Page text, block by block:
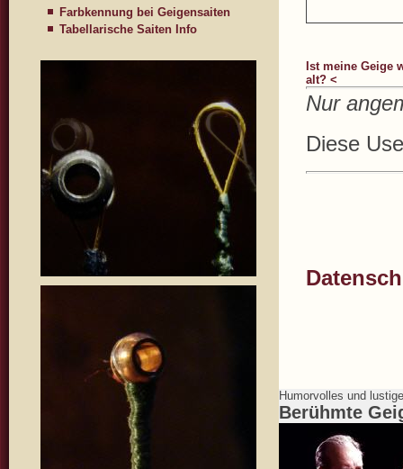
Ist meine Geige
alt? <
Nur
Diese
Farbkennung bei Geigensaiten
Tabellarische Saiten Info
Humorvolles und
Berühmte